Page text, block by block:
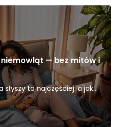
— bez mitów i
słyszy to najczęściej: a jak...